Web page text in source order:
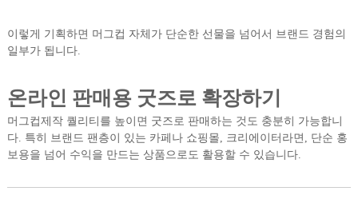
이렇게 기획하면 머그컵 자체가 단순한 선물을 넘어서 브랜드 경험의
일부가 됩니다.
온라인 판매용 굿즈로 확장하기
머그컵제작 퀄리티를 높이면 굿즈로 판매하는 것도 충분히 가능합니
다. 특히 브랜드 팬층이 있는 카페나 쇼핑몰, 크리에이터라면, 단순 홍
보용을 넘어 수익을 만드는 상품으로도 활용할 수 있습니다.